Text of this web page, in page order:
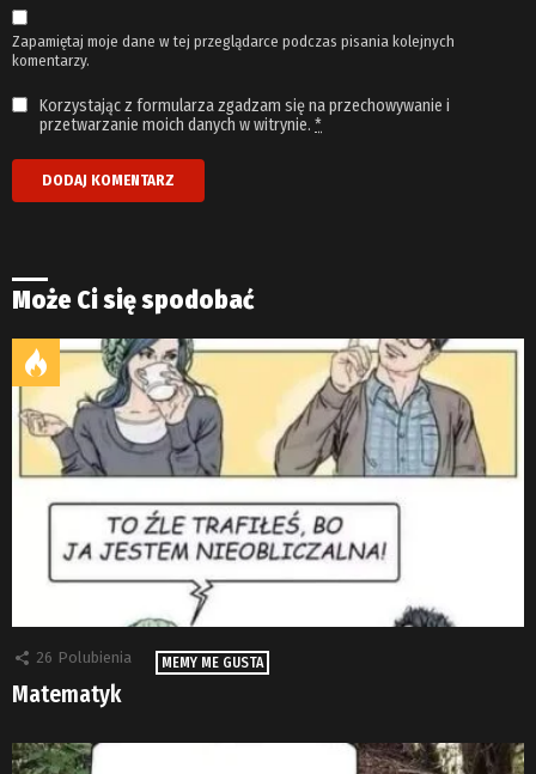
Zapamiętaj moje dane w tej przeglądarce podczas pisania kolejnych
komentarzy.
Korzystając z formularza zgadzam się na przechowywanie i
przetwarzanie moich danych w witrynie. *
Może Ci się spodobać
26 Polubienia MEMY ME GUSTA
Matematyk